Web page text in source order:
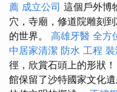
薦 成立公司 這個戶外博
穴，寺廟，修道院雕刻
的世界。 高雄牙醫 全方
中居家清潔 防水 工程
徑，欣賞石頭上的形狀
館保留了沙特國家文化